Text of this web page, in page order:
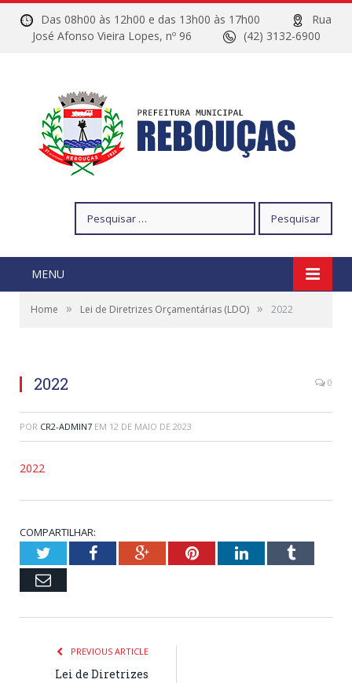
Das 08h00 às 12h00 e das 13h00 às 17h00
Rua
José Afonso Vieira Lopes, nº 96
(42) 3132-6900
por:
MENU
Home » Lei de Diretrizes Orçamentárias (LDO) » 2022
2022 0
POR CR2-ADMIN7 EM 12 DE MAIO DE 2023
2022
COMPARTILHAR:
TwitterFacebookGoogle+PinterestLinkedInTumblr
Email
PREVIOUS ARTICLE
Lei de Diretrizes